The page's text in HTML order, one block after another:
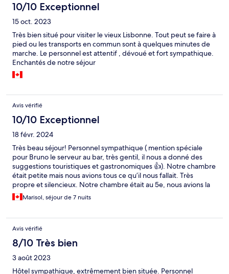
10/10 Exceptionnel
15 oct. 2023
Très bien situé pour visiter le vieux Lisbonne. Tout peut se faire à
pied ou les transports en commun sont à quelques minutes de
marche. Le personnel est attentif , dévoué et fort sympathique.
Enchantés de notre séjour
Avis vérifié
10/10 Exceptionnel
18 févr. 2024
Très beau séjour! Personnel sympathique ( mention spéciale
pour Bruno le serveur au bar, très gentil, il nous a donné des
suggestions touristiques et gastronomiques 👍). Notre chambre
était petite mais nous avions tous ce qu’il nous fallait. Très
propre et silencieux. Notre chambre était au 5e, nous avions la
vue sur la ville et voyions même le château St-Georges!
Marisol, séjour de 7 nuits
Avis vérifié
8/10 Très bien
3 août 2023
Hôtel sympathique, extrêmement bien située. Personnel